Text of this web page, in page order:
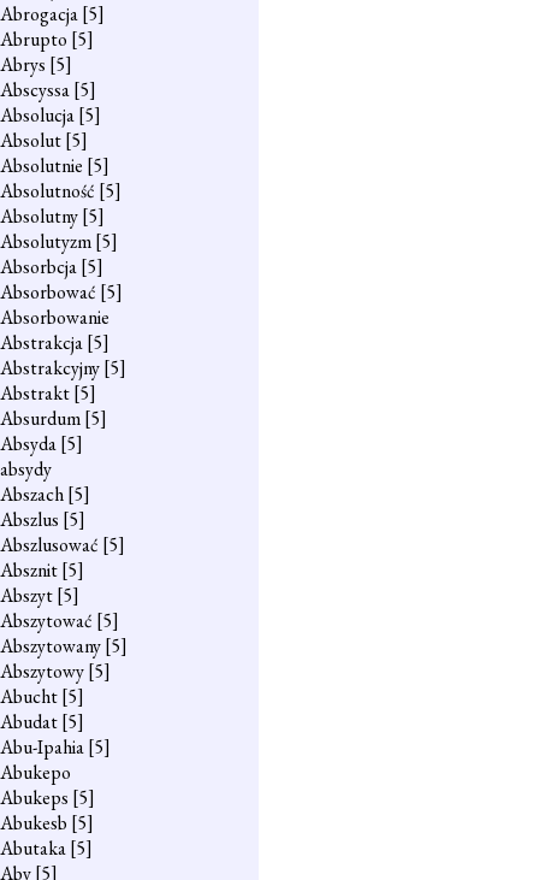
Abrogacja[5]
Abrupto [5]
Abrys [5]
Abscyssa[5]
Absolucja[5]
Absolut[5]
Absolutnie [5]
Absolutność [5]
Absolutny[5]
Absolutyzm[5]
Absorbcja[5]
Absorbować [5]
Absorbowanie
Abstrakcja[5]
Abstrakcyjny[5]
Abstrakt[5]
Absurdum[5]
Absyda[5]
absydy
Abszach[5]
Abszlus [5]
Abszlusować [5]
Absznit[5]
Abszyt[5]
Abszytować [5]
Abszytowany[5]
Abszytowy[5]
Abucht[5]
Abudat[5]
Abu-Ipahia[5]
Abukepo
Abukeps [5]
Abukesb [5]
Abutaka[5]
Aby[5]